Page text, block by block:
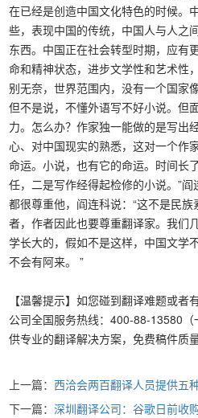
在已经是创造中国文化特色的时候。
些，表现中国的传统，中国人与人之
东西。中国正在社会转型时期，应有
命和精神状态，进步文学性和艺术性
别无奈，世界范围内，没有一个国家
但不是说，不懂外语写不好小说。但
力。怎么办？作家独一能做的是写出
心、对中国现实的熟悉，这对一个作
命运。小说，也有它的命运。时间长
任，二是写作经得起检修的小说。”
都很尊重他，阎连科说：“这不是民
者，作者因此也要尊重翻译家。我们
学长大的，假如不是这样，中国文学
不会有阿来。 ”
【温馨提示】如您碰到翻译难题或者
公司全国服务热线：400-88-13580
供专业的翻译解决方案，免费稿件质量
上一篇：西洽会两百翻译人员提供五
下一篇：深圳翻译公司：谷歌日前收